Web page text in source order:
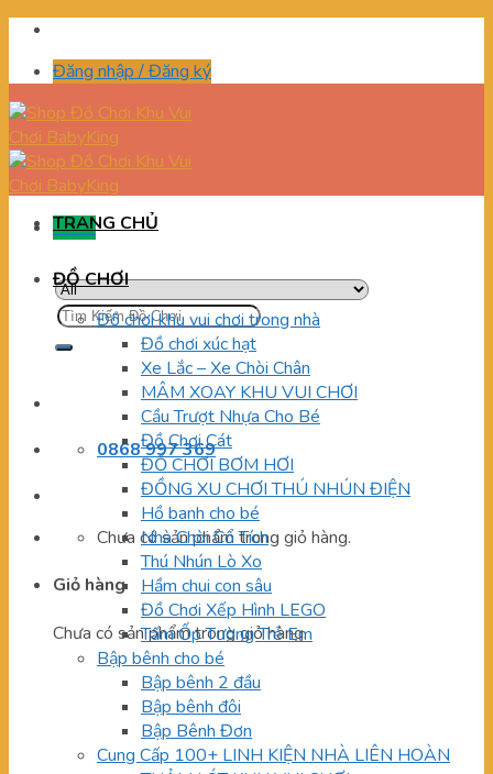
Skip
contentĐăng nhập / Đăng ký
Menu
Tìm
kiếm:
0868 997 369
Chưa có sản phẩm trong giỏ hàng.
Giỏ hàng
Chưa có sản phẩm trong giỏ hàng.
TRANG CHỦ
ĐỒ CHƠI
Đồ chơi khu vui chơi trong nhà
Đồ chơi xúc hạt
Xe Lắc – Xe Chòi Chân
MÂM XOAY KHU VUI CHƠI
Cầu Trượt Nhựa Cho Bé
Đồ Chơi Cát
ĐỒ CHƠI BƠM HƠI
ĐỒNG XU CHƠI THÚ NHÚN ĐIỆN
Hồ banh cho bé
Nhà Chòi Cổ Tích
Thú Nhún Lò Xo
Hầm chui con sâu
Đồ Chơi Xếp Hình LEGO
Tấm Ốp Tường Trẻ Em
Bập bênh cho bé
Bập bênh 2 đầu
Bập bênh đôi
Bập Bênh Đơn
Cung Cấp 100+ LINH KIỆN NHÀ LIÊN HOÀN